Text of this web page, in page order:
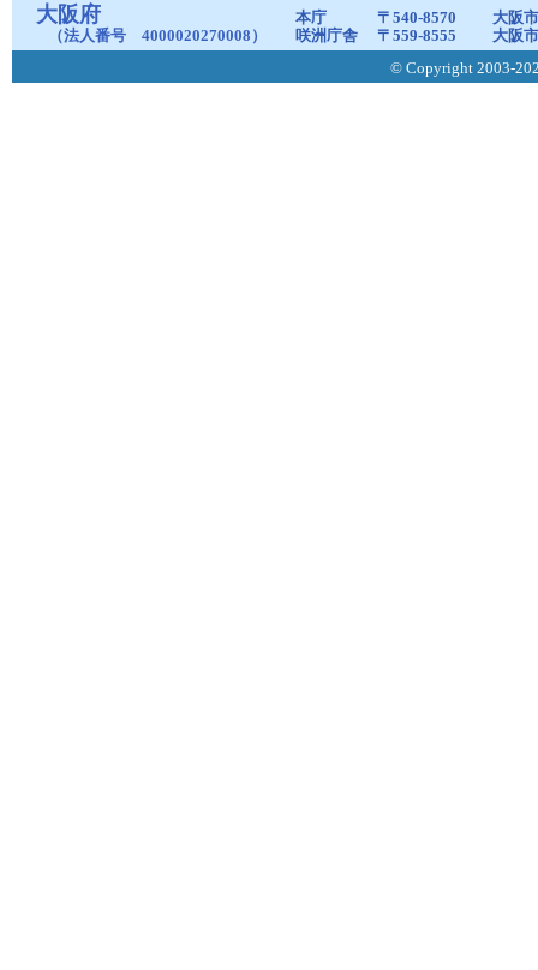
大阪府
（法人番号 4000020270008）
本庁 〒540-8570
大阪
咲洲庁舎
〒559-8555
大阪
© Copyright 2003-